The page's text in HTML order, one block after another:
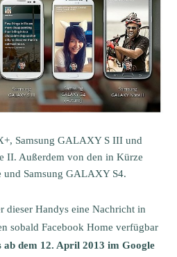
Samsung GALAXY S III und
II. Außerdem von den in Kürze
und Samsung GALAXY S4.
dieser Handys eine Nachricht in
sobald Facebook Home verfügbar
dem 12. April 2013 im Google